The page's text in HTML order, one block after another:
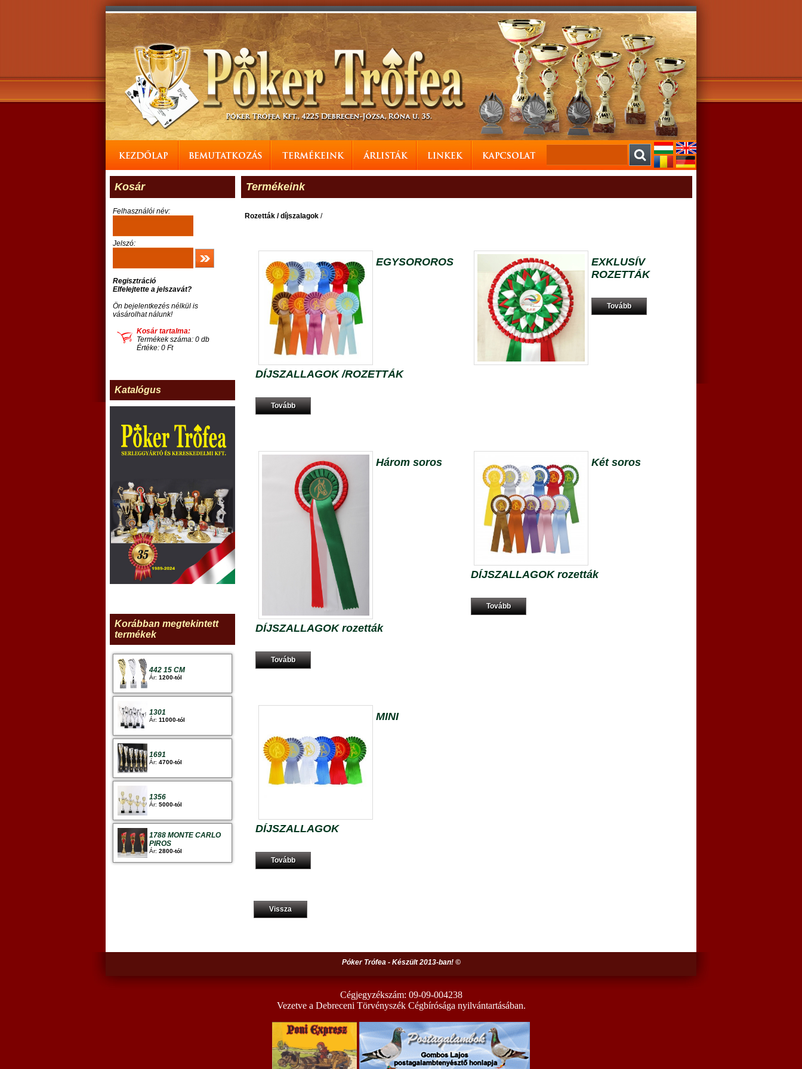
Kosár
Felhasználói név:
Jelszó:
Regisztráció
Elfelejtette a jelszavát?
Ön bejelentkezés nélkül is
vásárolhat nálunk!
Kosár tartalma:
Termékek száma: 0 db
Értéke: 0 Ft
Katalógus
Korábban megtekintett
termékek
442 15 CM
Ár: 1200-tól
1301
Ár: 11000-tól
1691
Ár: 4700-tól
1356
Ár: 5000-tól
1788 MONTE CARLO
PIROS
Ár: 2800-tól
Termékeink
Rozetták / díjszalagok /
EGYSOROROS
DÍJSZALLAGOK /ROZETTÁK
Tovább
EXKLUSÍV
ROZETTÁK
Tovább
Három soros
DÍJSZALLAGOK rozetták
Tovább
Két soros
DÍJSZALLAGOK rozetták
Tovább
MINI
DÍJSZALLAGOK
Tovább
Vissza
Póker Trófea - Készült 2013-ban! ©
Cégjegyzékszám: 09-09-004238
Vezetve a Debreceni Törvényszék Cégbírósága nyilvántartásában.